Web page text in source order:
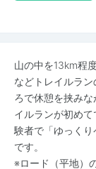
山の中を13km程
などトレイルラ
ろで休憩を挟み
イルランが初め
験者で「ゆっく
です。
※ロード（平地）